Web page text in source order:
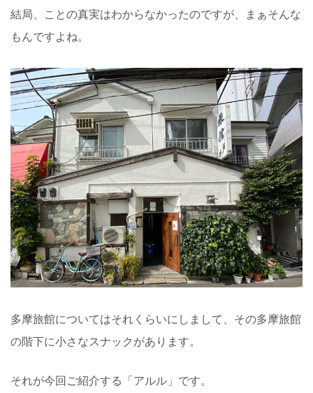
結局、ことの真実はわからなかったのですが、まぁそんな
もんですよね。
多摩旅館についてはそれくらいにしまして、その多摩旅館
の階下に小さなスナックがあります。
それが今回ご紹介する「アルル」です。